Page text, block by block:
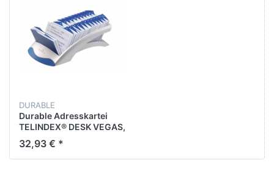
DURABLE
Durable Adresskartei
TELINDEX® DESK VEGAS,
metallic silber
32,93 € *